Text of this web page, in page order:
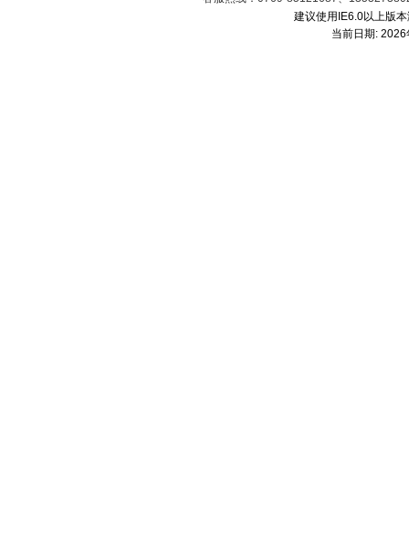
建议使用IE6.0以上版
当前日期: 2026